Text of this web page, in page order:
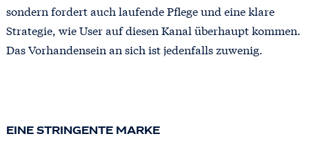
sondern fordert auch laufende Pflege und eine klare
Strategie, wie User auf diesen Kanal überhaupt kommen.
Das Vorhandensein an sich ist jedenfalls zuwenig.
EINE STRINGENTE MARKE